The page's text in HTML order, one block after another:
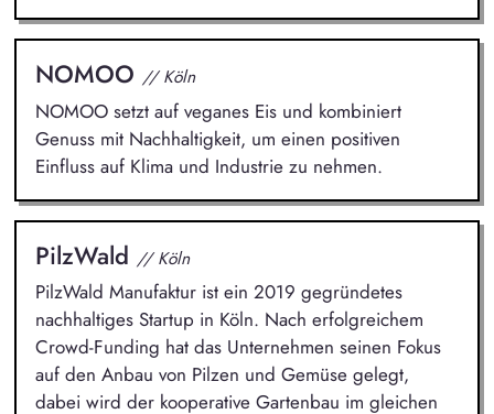
NOMOO // Köln
NOMOO setzt auf veganes Eis und kombiniert
Genuss mit Nachhaltigkeit, um einen positiven
Einfluss auf Klima und Industrie zu nehmen.
PilzWald // Köln
PilzWald Manufaktur ist ein 2019 gegründetes
nachhaltiges Startup in Köln. Nach erfolgreichem
Crowd-Funding hat das Unternehmen seinen Fokus
auf den Anbau von Pilzen und Gemüse gelegt,
dabei wird der kooperative Gartenbau im gleichen